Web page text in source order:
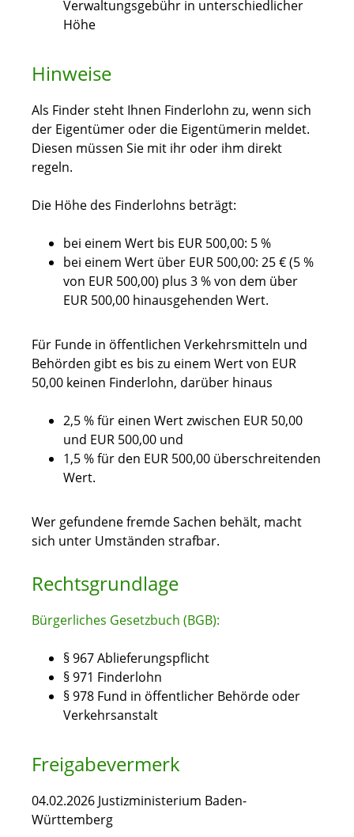
Verwaltungsgebühr in unterschiedlicher
Höhe
Hinweise
Als Finder steht Ihnen Finderlohn zu, wenn sich
der Eigentümer oder die Eigentümerin meldet.
Diesen müssen Sie mit ihr oder ihm direkt
regeln.
Die Höhe des Finderlohns beträgt:
bei einem Wert bis EUR 500,00: 5 %
bei einem Wert über EUR 500,00: 25 € (5 %
von EUR 500,00) plus 3 % von dem über
EUR 500,00 hinausgehenden Wert.
Für Funde in öffentlichen Verkehrsmitteln und
Behörden gibt es bis zu einem Wert von EUR
50,00 keinen Finderlohn, darüber hinaus
2,5 % für einen Wert zwischen EUR 50,00
und EUR 500,00 und
1,5 % für den EUR 500,00 überschreitenden
Wert.
Wer gefundene fremde Sachen behält, macht
sich unter Umständen strafbar.
Rechtsgrundlage
Bürgerliches Gesetzbuch (BGB):
§ 967 Ablieferungspflicht
§ 971 Finderlohn
§ 978 Fund in öffentlicher Behörde oder
Verkehrsanstalt
Freigabevermerk
04.02.2026 Justizministerium Baden-
Württemberg